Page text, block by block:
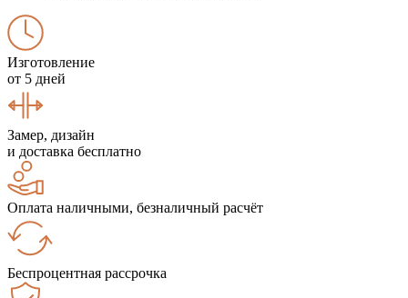
Изготовление
от 5 дней
Замер, дизайн
и доставка бесплатно
Оплата наличными, безналичный расчёт
Беспроцентная рассрочка